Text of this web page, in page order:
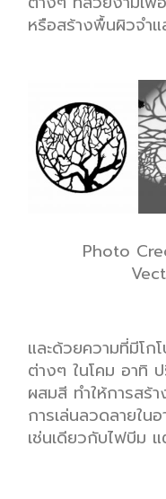
หรือสร้างพื้นผิวจำ
Photo C
และด้วยความที่มีโก
ต่างๆ ในโคม อาทิ
ผสมสี ทำให้การส
การเล่นลวดลายใน
เช่นเดียวกับไฟบีม